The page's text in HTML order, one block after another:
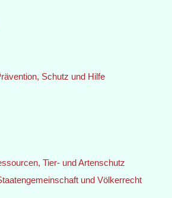
Schutz und Hilfe
Tier- und Artenschutz
und Völkerrecht